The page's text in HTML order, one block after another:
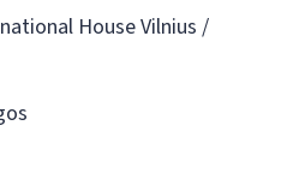
House Vilnius /